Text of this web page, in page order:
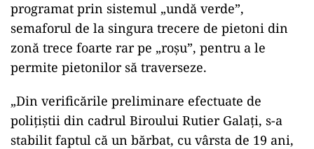
programat prin sistemul „undă verde”,
semaforul de la singura trecere de pietoni din
zonă trece foarte rar pe „roșu”, pentru a le
permite pietonilor să traverseze.
„Din verificările preliminare efectuate de
poliţiştii din cadrul Biroului Rutier Galaţi, s-a
stabilit faptul că un bărbat, cu vârsta de 19 ani,